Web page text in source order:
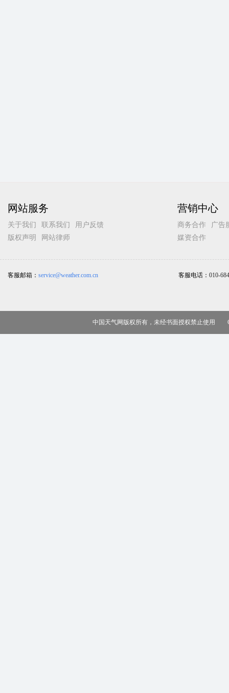
网站服务
关于我们 联系我们
用户反馈
版权声明
网站律师
营销中心
商务合作
广告
媒资合作
客服邮箱： service@weather.com.cn 客服电话： 010-
中国天气网版权所有，未经书面授权禁止使用